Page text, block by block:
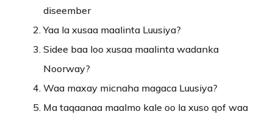
diseember
Yaa la xusaa maalinta Luusiya?
Sidee baa loo xusaa maalinta wadanka
Noorway?
Waa maxay micnaha magaca Luusiya?
Ma taqaanaa maalmo kale oo la xuso qof waa